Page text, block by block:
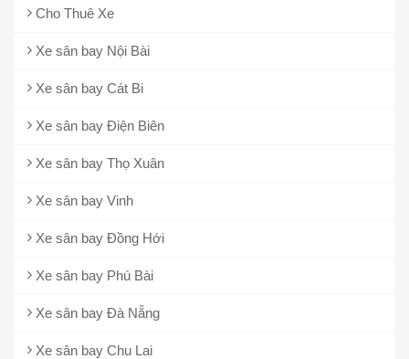
Cho Thuê Xe
Xe sân bay Nội Bài
Xe sân bay Cát Bi
Xe sân bay Điện Biên
Xe sân bay Thọ Xuân
Xe sân bay Vinh
Xe sân bay Đồng Hới
Xe sân bay Phú Bài
Xe sân bay Đà Nẵng
Xe sân bay Chu Lai